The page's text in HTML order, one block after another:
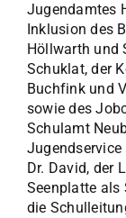
Jugendamtes
Inklusion des
Höllwarth und
Schuklat, der
Buchfink und
sowie des
Schulamt
Dr. David, der
Seenplatte als
die